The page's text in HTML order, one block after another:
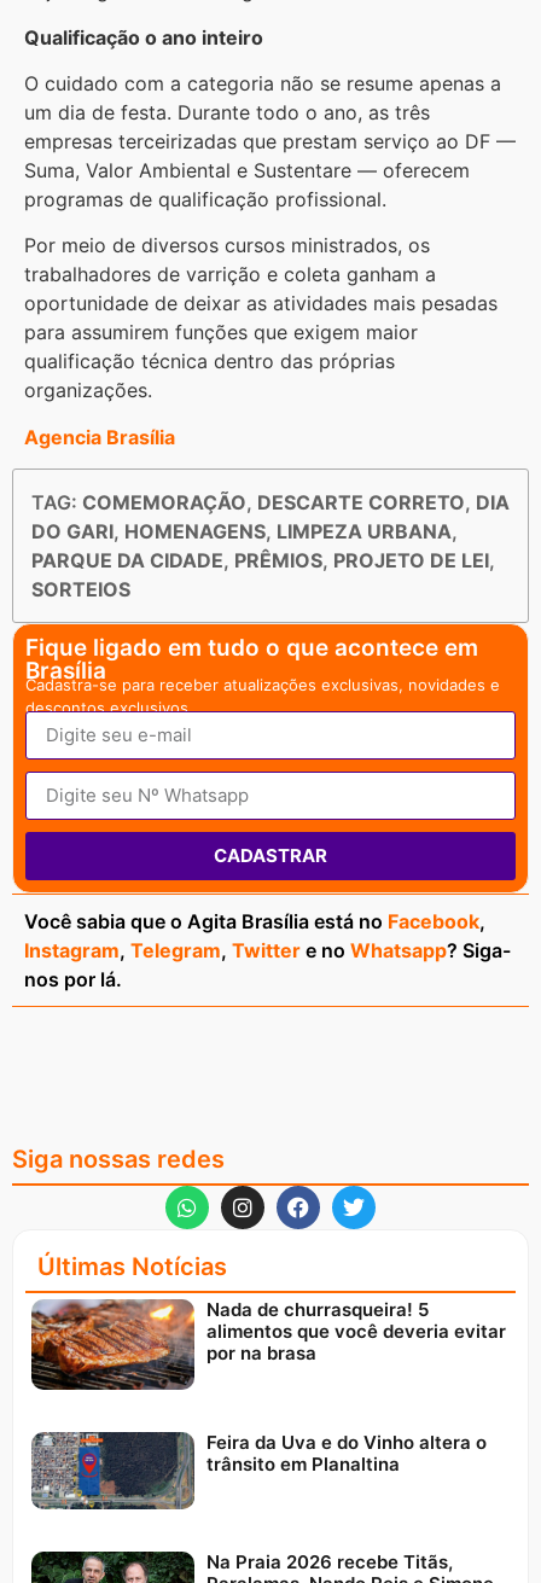
Qualificação o ano inteiro
O cuidado com a categoria não se resume apenas a
um dia de festa. Durante todo o ano, as três
empresas terceirizadas que prestam serviço ao DF —
Suma, Valor Ambiental e Sustentare — oferecem
programas de qualificação profissional.
Por meio de diversos cursos ministrados, os
trabalhadores de varrição e coleta ganham a
oportunidade de deixar as atividades mais pesadas
para assumirem funções que exigem maior
qualificação técnica dentro das próprias
organizações.
Agencia Brasília
TAG: COMEMORAÇÃO, DESCARTE CORRETO, DIA
DO GARI, HOMENAGENS, LIMPEZA URBANA,
PARQUE DA CIDADE, PRÊMIOS, PROJETO DE LEI,
SORTEIOS
Fique ligado em tudo o que acontece em
Brasília
Cadastra-se para receber atualizações exclusivas, novidades e
descontos exclusivos.
CADASTRAR
Você sabia que o Agita Brasília está no Facebook,
Instagram, Telegram, Twitter e no Whatsapp? Siga-
nos por lá.
Siga nossas redes
Últimas Notícias
Nada de churrasqueira! 5
alimentos que você deveria evitar
por na brasa
Feira da Uva e do Vinho altera o
trânsito em Planaltina
Na Praia 2026 recebe Titãs,